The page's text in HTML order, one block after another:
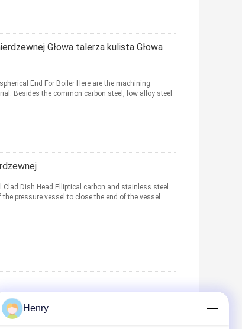
Głowa talerza kulista Głowa
End For Boiler Here are the machining
Besides the common carbon steel, low alloy steel
Clad Dish Head Elliptical carbon and stainless steel
pressure vessel to close the end of the vessel ...
Henry